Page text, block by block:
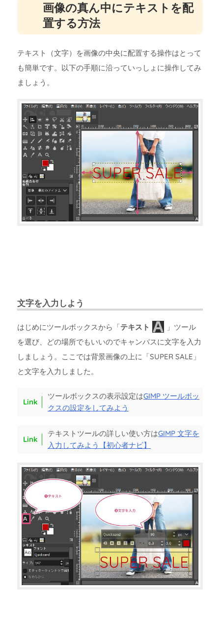
画像の真ん中にテキストを配
置する方法
テキスト（文字）を画像の中央に配置する操作はとって
も簡単です。以下の手順に沿っていっしょに操作してみ
ましょう。
文字を入力しよう
はじめにツールボックスから「テキスト
」ツール
を選び、どの場所でもいいのでキャンバスに文字を入力
しましょう。ここでは背景画像の上に「SUPER SALE」
と文字を入力しました。
ツールボックスの表示設定はGIMP ツールボッ
クスの設定をしてみよう
テキストツールの詳しい使い方はGIMP 文字を
入力してみよう【初心者ナビ】